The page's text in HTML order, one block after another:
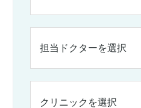
担当ドクターを選択
クリニックを選択